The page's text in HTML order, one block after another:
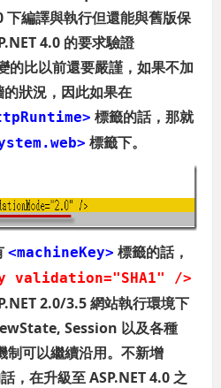
下編譯與執行但還能與舊版保
4.0 的要求驗證
比以前還要嚴謹，如果不加
狀況，因此如果在
標籤的話，那就
標籤下。
<machineKey> 標籤的話，
validation="SHA1" />
2.0/3.5 網站執行環境下
Session 以及各種
制可以繼續沿用。不新增
，在升級至 ASP.NET 4.0 之